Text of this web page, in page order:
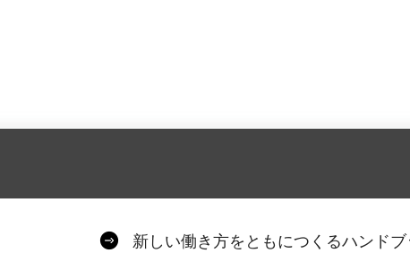
新しい働き方をともにつくるハンドブ